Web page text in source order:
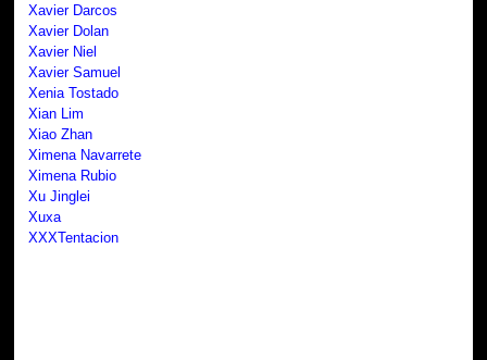
Xavier Darcos
Xavier Dolan
Xavier Niel
Xavier Samuel
Xenia Tostado
Xian Lim
Xiao Zhan
Ximena Navarrete
Ximena Rubio
Xu Jinglei
Xuxa
XXXTentacion